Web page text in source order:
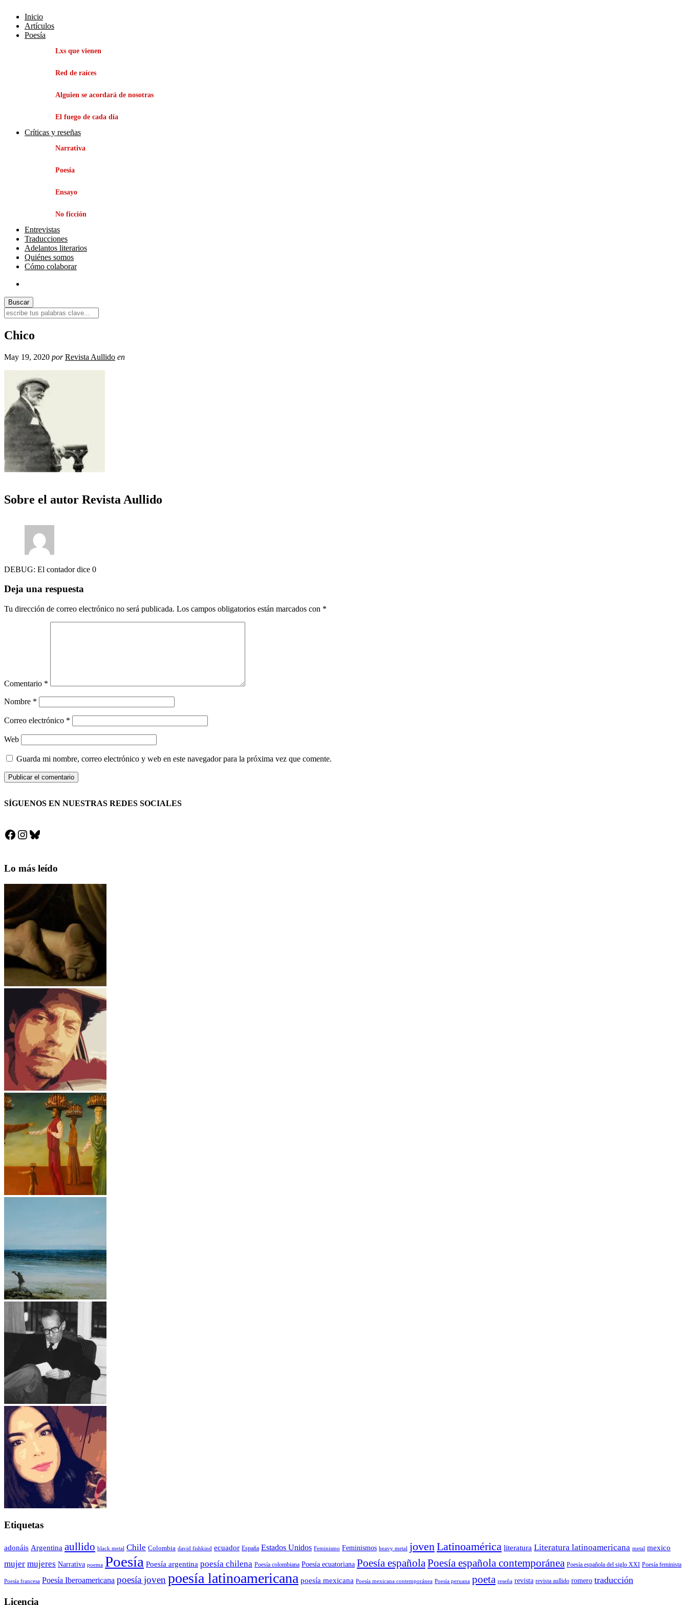
Inicio
Artículos
Poesía
Lxs que vienen
Red de raíces
Alguien se acordará de nosotras
El fuego de cada día
Críticas y reseñas
Narrativa
Poesía
Ensayo
No ficción
Entrevistas
Traducciones
Adelantos literarios
Quiénes somos
Cómo colaborar
Chico
May 19, 2020 por Revista Aullido en
Sobre el autor Revista Aullido
DEBUG: El contador dice 0
Deja una respuesta
Tu dirección de correo electrónico no será publicada. Los campos obligatorios están marcados con *
Comentario *
Nombre *
Correo electrónico *
Web
Guarda mi nombre, correo electrónico y web en este navegador para la próxima vez que comente.
SÍGUENOS EN NUESTRAS REDES SOCIALES
Facebook
Instagram
Bluesky
Lo más leído
Etiquetas
adonáis Argentina aullido black metal Chile Colombia david fishkind ecuador España Estados Unidos Feminismo Feminismos heavy metal jovenLatinoamérica literatura Literatura latinoamericana metal mexico
mujer mujeres Narrativa poema Poesía Poesía argentina poesía chilena Poesía colombiana Poesía ecuatoriana Poesía española Poesía española contemporánea Poesía española del siglo XXI Poesía feminista
Poesía francesa Poesía Iberoamericana poesía joven poesía latinoamericana poesía mexicana Poesía mexicana contemporánea Poesía peruana poeta reseña revista revista aullido romero traducción
Licencia